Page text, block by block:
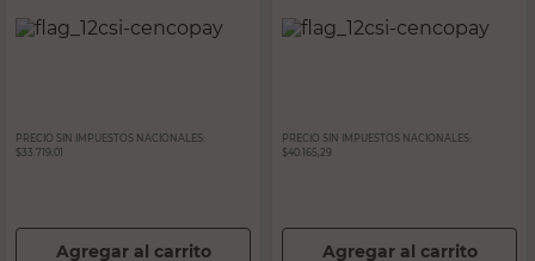
PRECIO SIN IMPUESTOS NACIONALES:
$33.719,01
Agregar al carrito
PRECIO SIN IMPUESTOS NACIONALES:
$40.165,29
Agregar al carrito